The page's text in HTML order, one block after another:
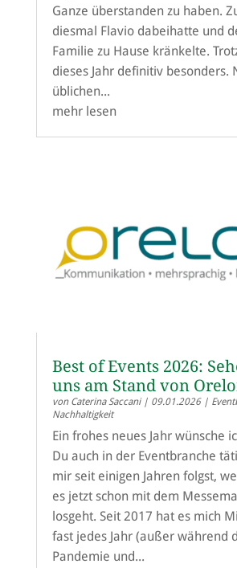
Ganze überstanden zu haben.
diesmal Flavio dabeihatte und
Familie zu Hause kränkelte.
dieses Jahr definitiv besonders.
üblichen...
mehr lesen
Best of Events 2026:
uns am Stand von
von Caterina Saccani| 09.01.2026|
Nachhaltigkeit
Ein frohes neues Jahr wünsche
Du auch in der Eventbranche
mir seit einigen Jahren folgst,
es jetzt schon mit dem
losgeht. Seit 2017 hat es mich
fast jedes Jahr (außer während
Pandemie und...